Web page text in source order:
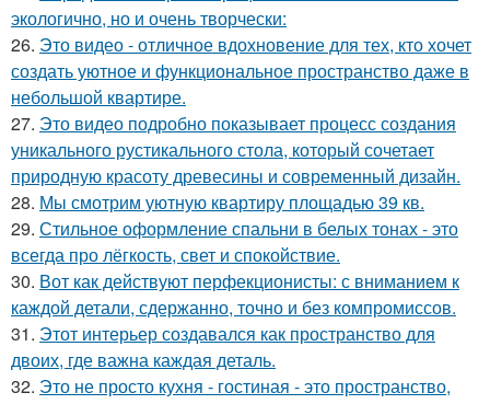
экологично, но и очень творчески:
26. Это видео - отличное вдохновение для тех, кто хочет
создать уютное и функциональное пространство даже в
небольшой квартире.
27. Это видео подробно показывает процесс создания
уникального рустикального стола, который сочетает
природную красоту древесины и современный дизайн.
28. Мы смотрим уютную квартиру площадью 39 кв.
29. Стильное оформление спальни в белых тонах - это
всегда про лёгкость, свет и спокойствие.
30. Вот как действуют перфекционисты: с вниманием к
каждой детали, сдержанно, точно и без компромиссов.
31. Этот интерьер создавался как пространство для
двоих, где важна каждая деталь.
32. Это не просто кухня - гостиная - это пространство,